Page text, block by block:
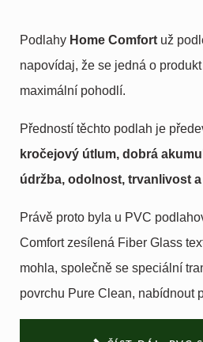
Podlahy Home Comfort už
napovídaj, že se jedná o
maximální pohodlí.
Předností těchto podlah je
kročejový útlum, dobrá
údržba, odolnost, trvanlivost
Právě proto byla u PVC
Comfort zesílená Fiber Glass
mohla, společně se speciální
povrchu Pure Clean, nabídnout